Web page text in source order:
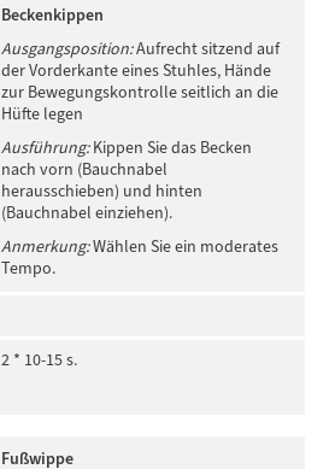
Beckenkippen
Ausgangsposition:Aufrecht sitzend auf
der Vorderkante eines Stuhles, Hände
zur Bewegungskontrolle seitlich an die
Hüfte legen
Ausführung:Kippen Sie das Becken
nach vorn (Bauchnabel
herausschieben) und hinten
(Bauchnabel einziehen).
Anmerkung:Wählen Sie ein moderates
Tempo.
2 * 10-15 s.
Fußwippe